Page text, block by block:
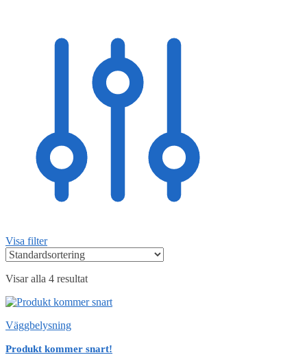
Visa filter
Visar alla 4 resultat
Väggbelysning
Produkt kommer snart!